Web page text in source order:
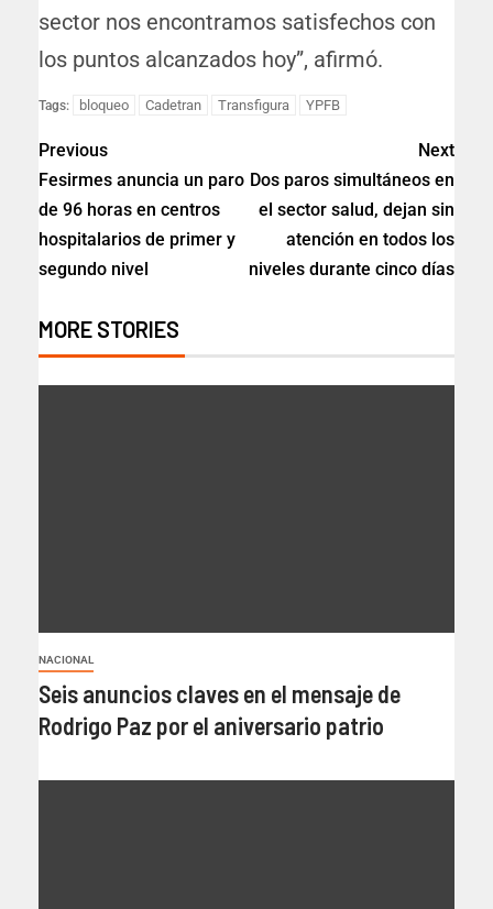
sector nos encontramos satisfechos con
los puntos alcanzados hoy”, afirmó.
Tags: bloqueo Cadetran Transfigura YPFB
Previous
Fesirmes anuncia un paro
de 96 horas en centros
hospitalarios de primer y
segundo nivel
Next
Dos paros simultáneos en
el sector salud, dejan sin
atención en todos los
niveles durante cinco días
MORE STORIES
NACIONAL
Seis anuncios claves en el mensaje de
Rodrigo Paz por el aniversario patrio